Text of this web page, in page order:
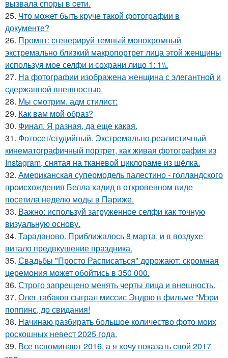
вызвала споры в cети.
25. Что может быть круче такой фотографии в
документе?
26. Промпт: сгенерируй темный монохромный
экстремально близкий макропортрет лица этой женщины
используя мое селфи и сохрани лицо 1: 1\\.
27. На фотографии изображена женщина с элегантной и
сдержанной внешностью.
28. Мы смотрим. адм стилист:
29. Как вам мой образ?
30. Финал. Я разная, да еще какая.
31. Фотосет/студийный. Экстремально реалистичный
кинематографичный портрет, как живая фотография из
Instagram, снятая на тканевой циклораме из шёлка.
32. Американская супермодель палестино - голландского
происхождения Белла хадид в откровенном виде
посетила неделю моды в Париже.
33. Важно: используй загруженное селфи как точную
визуальную основу.
34. Тараданово. Приближалось 8 марта, и в воздухе
витало предвкушение праздника.
35. Свадьбы "Просто Расписаться" дорожают: скромная
церемония может обойтись в 350 000.
36. Строго запрещено менять черты лица и внешность.
37. Олег табаков сыграл миссис Эндрю в фильме "Мэри
поппинс, до свидания!
38. Начинаю разбирать большое количество фото моих
роскошных невест 2025 года.
39. Все вспоминают 2016, а я хочу показать свой 2017